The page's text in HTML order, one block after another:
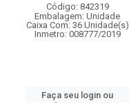
Código: 842319
Embalagem: Unidade
Caixa Com: 36 Unidade(s)
Inmetro: 008777/2019
Faça seu login ou